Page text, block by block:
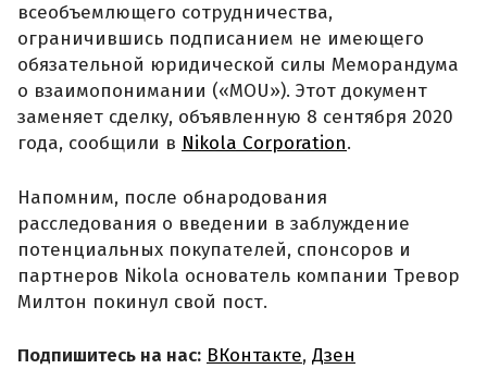
всеобъемлющего сотрудничества,
ограничившись подписанием не имеющего
обязательной юридической силы Меморандума
о взаимопонимании («MOU»). Этот документ
заменяет сделку, объявленную 8 сентября 2020
года, сообщили в Nikola Corporation.
Напомним, после обнародования
расследования о введении в заблуждение
потенциальных покупателей, спонсоров и
партнеров Nikola основатель компании Тревор
Милтон покинул свой пост.
Подпишитесь на нас: ВКонтакте, Дзен